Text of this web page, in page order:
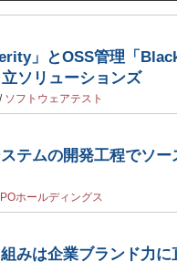
」とOSS管理「
ソリューションズ
/ ソフトウェアテスト
テムの開発工程でソ
ホールディングス
組みは企業ブランド力